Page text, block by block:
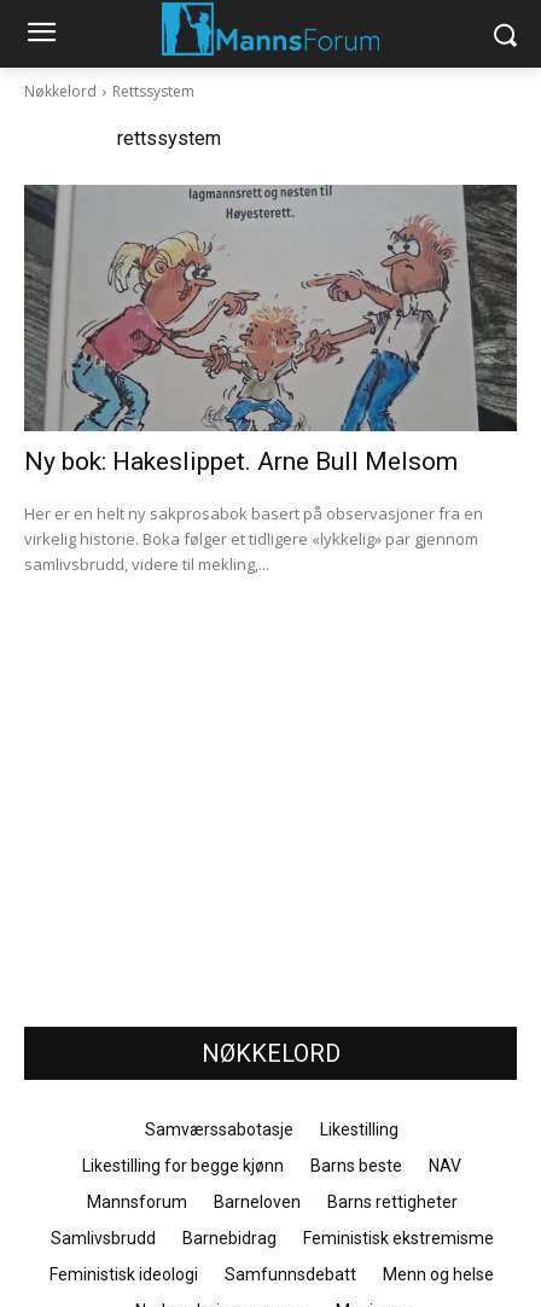
Nøkkelord Rettssystem
rettssystem
Ny bok: Hakeslippet. Arne Bull Melsom
Her er en helt ny sakprosabok basert på observasjoner fra en
virkelig historie. Boka følger et tidligere «lykkelig» par gjennom
samlivsbrudd, videre til mekling,...
NØKKELORD
Samværssabotasje
Likestilling
Likestilling for begge kjønn
Barns beste
NAV
Mannsforum
Barneloven
Barns rettigheter
Samlivsbrudd
Barnebidrag
Feministisk ekstremisme
Feministisk ideologi
Samfunnsdebatt
Menn og helse